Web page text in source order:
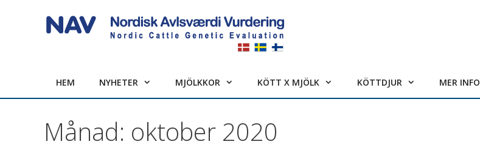
HEM NYHETER MJÖLKKOR KÖTT X MJÖLK KÖTTDJUR MER INFO
Månad: oktober 2020